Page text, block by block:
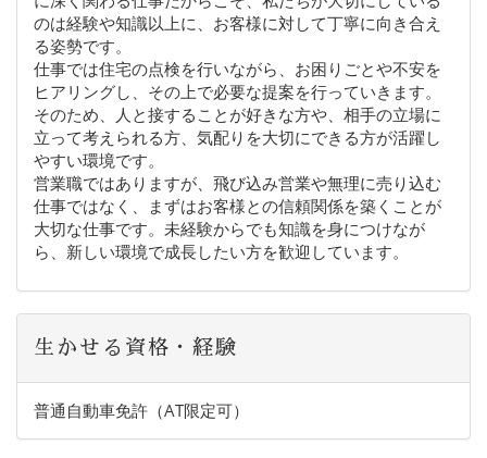
のは経験や知識以上に、お客様に対して丁寧に向き合え
る姿勢です。
仕事では住宅の点検を行いながら、お困りごとや不安を
ヒアリングし、その上で必要な提案を行っていきます。
そのため、人と接することが好きな方や、相手の立場に
立って考えられる方、気配りを大切にできる方が活躍し
やすい環境です。
営業職ではありますが、飛び込み営業や無理に売り込む
仕事ではなく、まずはお客様との信頼関係を築くことが
大切な仕事です。未経験からでも知識を身につけなが
ら、新しい環境で成長したい方を歓迎しています。
生かせる資格・経験
普通自動車免許（AT限定可）